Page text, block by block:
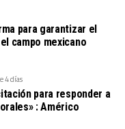
para garantizar el
campo mexicano
4 días
para responder a
: Américo